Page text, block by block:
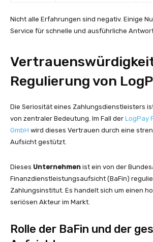
Nicht alle Erfahrungen sind negativ. Einige
Service für schnelle und ausführliche
Regulierung von
Die Seriosität eines Zahlungsdienstleisters
von zentraler Bedeutung. Im Fall der LogPay
GmbH wird dieses Vertrauen durch eine
Aufsicht gestützt.
Dieses Unternehmen ist ein von der
Finanzdienstleistungsaufsicht (BaFin)
Zahlungsinstitut. Es handelt sich um einen
seriösen Akteur im Markt.
Rolle der BaFin und der